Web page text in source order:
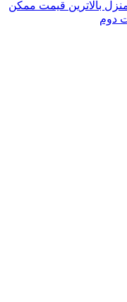
بالاترین قیمت ممکن
دوم